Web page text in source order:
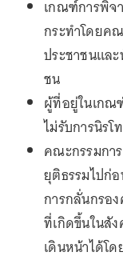
เกณฑ์การพิจ
กระทำโดยค
ประชาชนแล
ชน
ผู้ที่อยู่ในเกณ
ไม่รับการนิรโ
คณะกรรมกา
ยุติธรรมไปก่
การกลั่นกรอ
ที่เกิดขึ้นในสั
เดินหน้าได้โ